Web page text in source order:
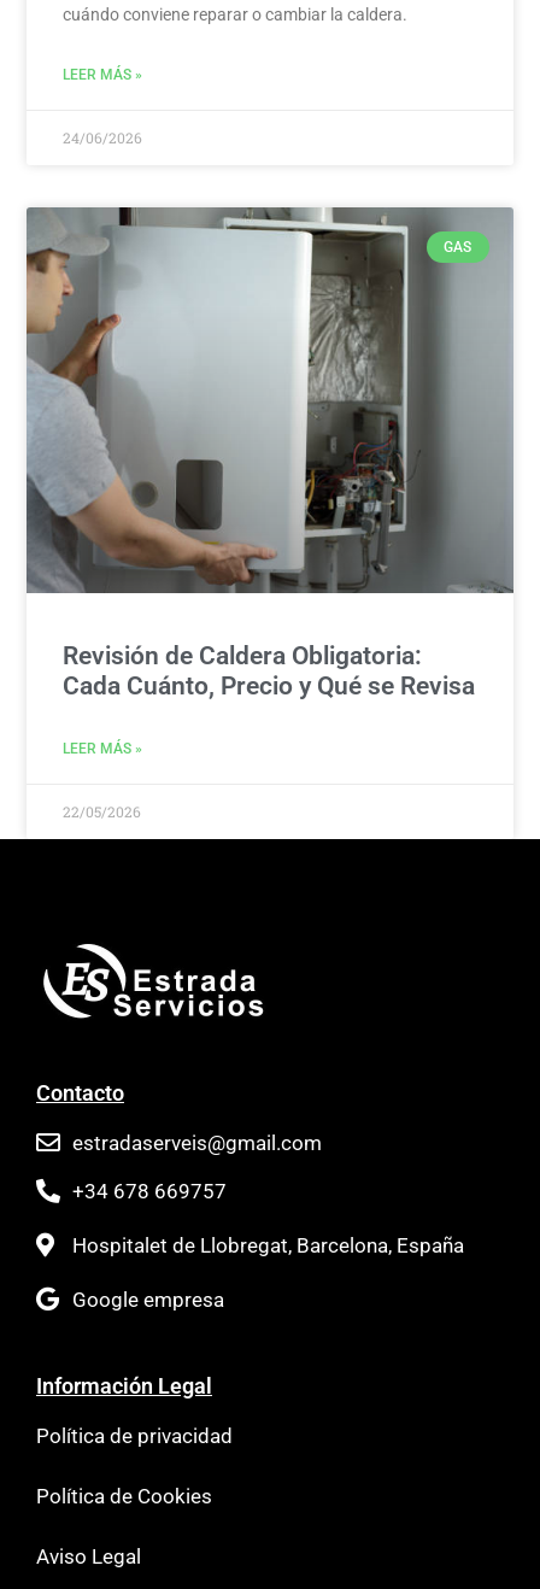
cuándo conviene reparar o cambiar la caldera.
LEER MÁS »
24/06/2026
GAS
Revisión de Caldera Obligatoria:
Cada Cuánto, Precio y Qué se Revisa
LEER MÁS »
22/05/2026
Contacto
estradaserveis@gmail.com
+34 678 669757
Hospitalet de Llobregat, Barcelona, España
Google empresa
Información Legal
Política de privacidad
Política de Cookies
Aviso Legal